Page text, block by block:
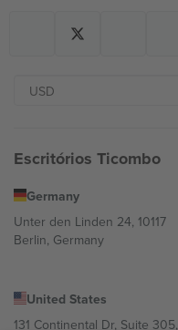
Escritórios Ticombo
Germany
Unter den Linden 24, 10117
Berlin, Germany
United States
131 Continental Dr, Suite 305,